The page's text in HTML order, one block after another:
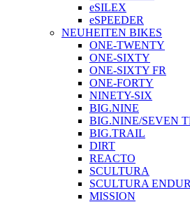
eSILEX
eSPEEDER
NEUHEITEN BIKES
ONE-TWENTY
ONE-SIXTY
ONE-SIXTY FR
ONE-FORTY
NINETY-SIX
BIG.NINE
BIG.NINE/SEVEN
BIG.TRAIL
DIRT
REACTO
SCULTURA
SCULTURA
MISSION